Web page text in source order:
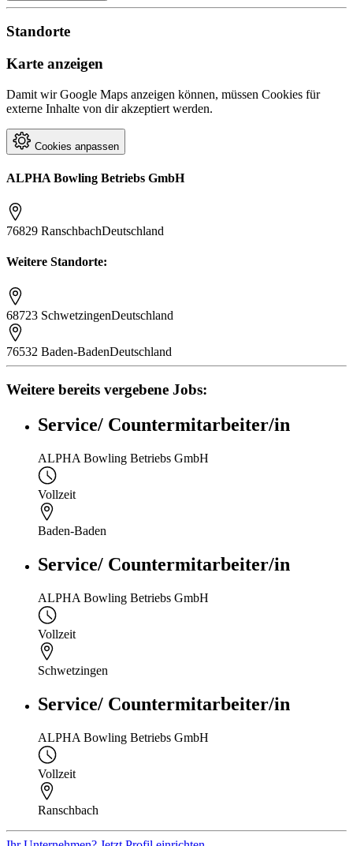
Standorte
Karte anzeigen
Damit wir Google Maps anzeigen können, müssen Cookies für
externe Inhalte von dir akzeptiert werden.
Cookies anpassen
ALPHA Bowling Betriebs GmbH
76829 RanschbachDeutschland
Weitere Standorte:
68723 SchwetzingenDeutschland
76532 Baden-BadenDeutschland
Weitere bereits vergebene Jobs:
Service/ Countermitarbeiter/in
ALPHA Bowling Betriebs GmbH
Vollzeit
Baden-Baden
Service/ Countermitarbeiter/in
ALPHA Bowling Betriebs GmbH
Vollzeit
Schwetzingen
Service/ Countermitarbeiter/in
ALPHA Bowling Betriebs GmbH
Vollzeit
Ranschbach